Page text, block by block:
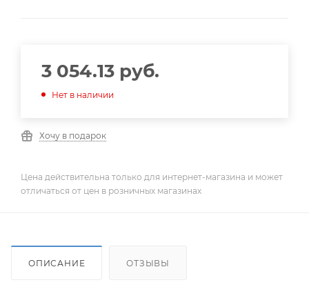
3 054.13 руб.
Нет в наличии
Хочу в подарок
Цена действительна только для интернет-магазина и может
отличаться от цен в розничных магазинах
ОПИСАНИЕ ОТЗЫВЫ